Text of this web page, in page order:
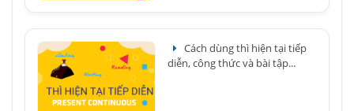
Cách dùng thì hiện tại tiếp
diễn, công thức và bài tập...